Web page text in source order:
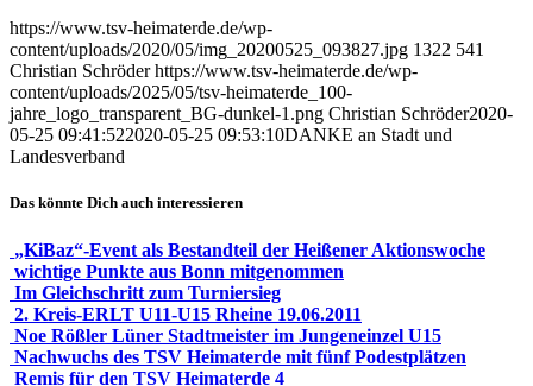
https://www.tsv-heimaterde.de/wp-
content/uploads/2020/05/img_20200525_093827.jpg 1322 541
Christian Schröder https://www.tsv-heimaterde.de/wp-
content/uploads/2025/05/tsv-heimaterde_100-
jahre_logo_transparent_BG-dunkel-1.png Christian Schröder2020-
05-25 09:41:522020-05-25 09:53:10DANKE an Stadt und
Landesverband
Das könnte Dich auch interessieren
„KiBaz“-Event als Bestandteil der Heißener Aktionswoche
wichtige Punkte aus Bonn mitgenommen
Im Gleichschritt zum Turniersieg
2. Kreis-ERLT U11-U15 Rheine 19.06.2011
Noe Rößler Lüner Stadtmeister im Jungeneinzel U15
Nachwuchs des TSV Heimaterde mit fünf Podestplätzen
Remis für den TSV Heimaterde 4